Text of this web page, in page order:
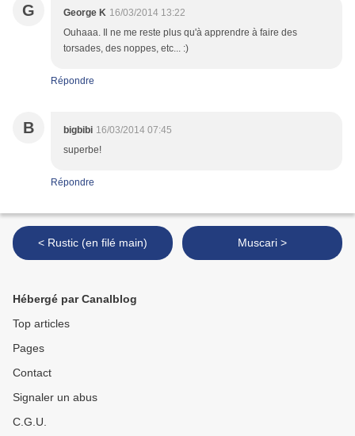
G George K 16/03/2014 13:22
Ouhaaa. Il ne me reste plus qu'à apprendre à faire des
torsades, des noppes, etc... :)
Répondre
B bigbibi 16/03/2014 07:45
superbe!
Répondre
< Rustic (en filé main) Muscari >
Hébergé par Canalblog
Top articles
Pages
Contact
Signaler un abus
C.G.U.